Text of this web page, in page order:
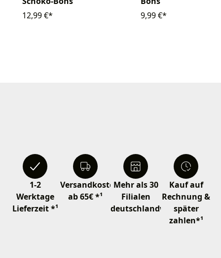
12,99 €*
9,99 €*
1-2
Werktage
Lieferzeit *¹
Versandkostenfrei
ab 65€ *¹
Mehr als 30
Filialen
deutschlandweit
Kauf auf
Rechnung &
später
zahlen*¹